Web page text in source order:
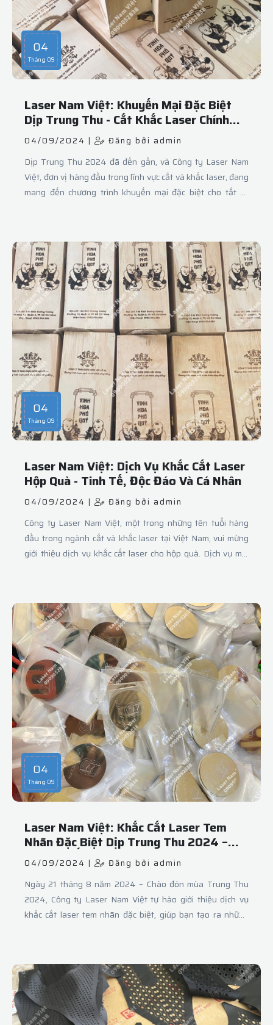
04
Tháng 09
Laser Nam Việt: Khuyến Mại Đặc Biệt
Dịp Trung Thu - Cắt Khắc Laser Chính
Xác và Sáng Tạo
04/09/2024 | Đăng bởi admin
Dịp Trung Thu 2024 đã đến gần, và Công ty Laser Nam
Việt, đơn vị hàng đầu trong lĩnh vực cắt và khắc laser, đang
mang đến chương trình khuyến mại đặc biệt cho tất cả
nhất.
04
Tháng 09
Laser Nam Việt: Dịch Vụ Khắc Cắt Laser
Hộp Quà - Tinh Tế, Độc Đáo Và Cá Nhân
04/09/2024 | Đăng bởi admin
Công ty Laser Nam Việt, một trong những tên tuổi hàng
đầu trong ngành cắt và khắc laser tại Việt Nam, vui mừng
giới thiệu dịch vụ khắc cắt laser cho hộp quà. Dịch vụ mới
04
Tháng 09
Laser Nam Việt: Khắc Cắt Laser Tem
Nhãn Đặc Biệt Dịp Trung Thu 2024 –
Tạo Dấu Ấn Cá Nhân Hóa Cho Mỗi Món
Quà
04/09/2024 | Đăng bởi admin
Ngày 21 tháng 8 năm 2024 – Chào đón mùa Trung Thu
2024, Công ty Laser Nam Việt tự hào giới thiệu dịch vụ
khắc cắt laser tem nhãn đặc biệt, giúp bạn tạo ra những
bao giờ hết.